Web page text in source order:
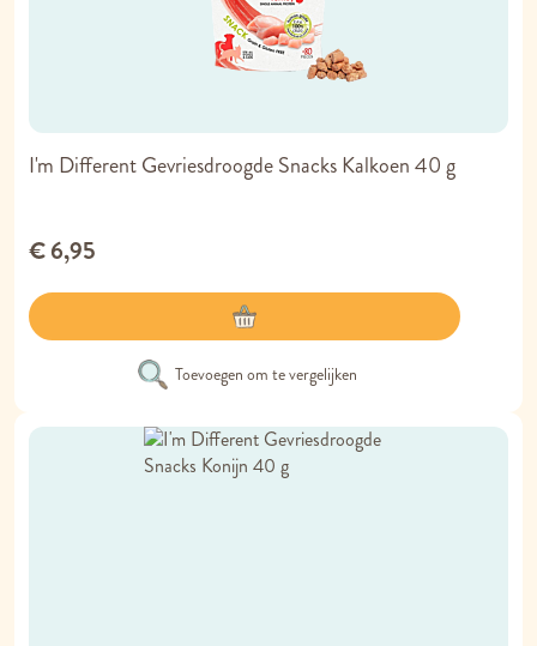
I'm Different Gevriesdroogde Snacks Kalkoen 40 g
€ 6,95
Toevoegen om te vergelijken